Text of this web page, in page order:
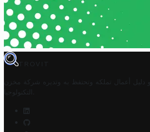
TROVIT
دليل أعمال تملكه وتحتفظ به وتديره
شركة مخزن
التكنولوجيا